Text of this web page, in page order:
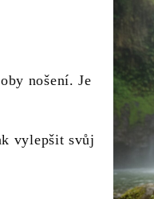
nošení. Je
vylepšit svůj